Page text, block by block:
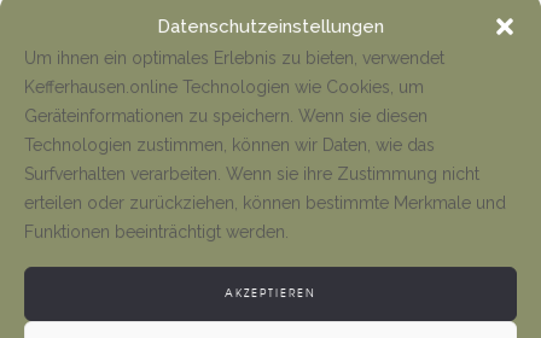
Datenschutzeinstellungen
Um ihnen ein optimales Erlebnis zu bieten, verwendet
Kefferhausen.online Technologien wie Cookies, um
Geräteinformationen zu speichern. Wenn sie diesen
Technologien zustimmen, können wir Daten, wie das
Surfverhalten verarbeiten. Wenn sie ihre Zustimmung nicht
erteilen oder zurückziehen, können bestimmte Merkmale und
Funktionen beeinträchtigt werden.
AKZEPTIEREN
Anfahrt Cyriakuswallfahrt
Neueröffnung Gaststätte
Tino Jäger 1. August 2026